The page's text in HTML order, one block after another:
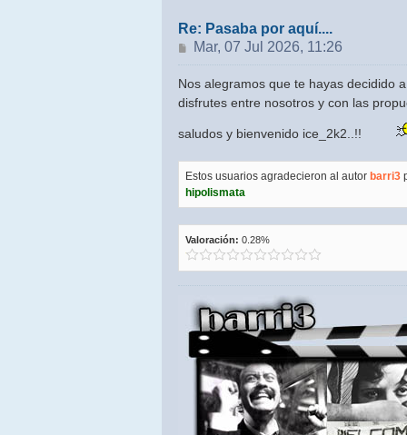
Re: Pasaba por aquí....
Mensaje
Mar, 07 Jul 2026, 11:26
Nos alegramos que te hayas decidido
disfrutes entre nosotros y con las
saludos y bienvenido ice_2k2..!!
Estos usuarios agradecieron al autor barri3
hipolismata
Valoración: 0.28%